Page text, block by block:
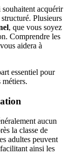
acquérir
Plusieurs
, que vous soyez
Comprendre les
aidera à
essentiel pour
aucun
la classe de
adultes peuvent
ainsi les